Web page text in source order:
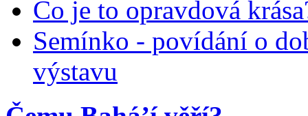
Co je to opravdová
Semínko - povídání o
výstavu